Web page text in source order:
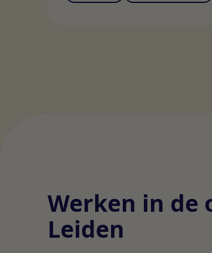
Werken in de
Leiden